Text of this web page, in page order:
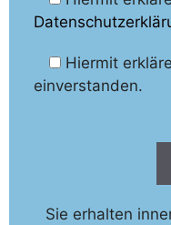
Hiermit
einverstanden.
Sie erhalten